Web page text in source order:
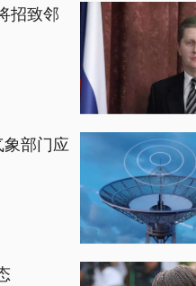
招致邻
部门应